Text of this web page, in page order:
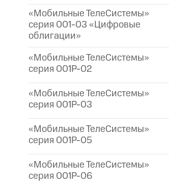
«Мобильные ТелеСистемы»
серия 001-03 «Цифровые
облигации»
«Мобильные ТелеСистемы»
серия 001P-02
«Мобильные ТелеСистемы»
серия 001P-03
«Мобильные ТелеСистемы»
серия 001P-05
«Мобильные ТелеСистемы»
серия 001P-06